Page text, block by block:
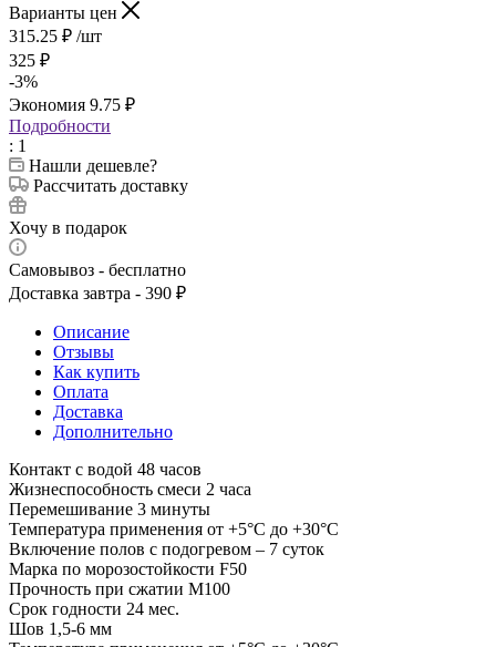
Варианты цен
315.25 ₽ /шт
325 ₽
-3%
Экономия 9.75 ₽
Подробности
: 1
Нашли дешевле?
Рассчитать доставку
Хочу в подарок
Самовывоз - бесплатно
Доставка завтра - 390 ₽
Описание
Отзывы
Как купить
Оплата
Доставка
Дополнительно
Контакт с водой 48 часов
Жизнеспособность смеси 2 часа
Перемешивание 3 минуты
Температура применения от +5°С до +30°С
Включение полов с подогревом – 7 суток
Марка по морозостойкости F50
Прочность при сжатии М100
Срок годности 24 мес.
Шов 1,5-6 мм